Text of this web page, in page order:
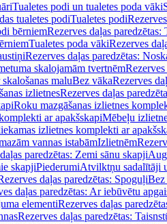
Tualetes podi un tualetes poda vāki
tualetes podiTualetes podi
bērniemRezerves daļas
Tualetes poda vākiRezerves
Rezerves daļas paredzētas:
skalojamām tvertnēm
maluBez vākaRezerves
izlietnesRezerves daļas
Roku mazgāšanas izlietnes
ar apakšskapiMēbeļu
izlietnes komplekti ar
vannas istabāmIzlietnēm
paredzētas: Zemi sānu skapji
skapjiPiederumiAtvilktņu sadalītāji
daļas paredzētas: SpoguļiBez
daļas paredzētas: Ar iebūvētu
elementiRezerves daļas
Rezerves daļas paredzētas: